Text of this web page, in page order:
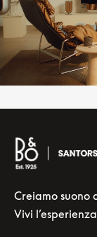
Creiamo suono
Vivi